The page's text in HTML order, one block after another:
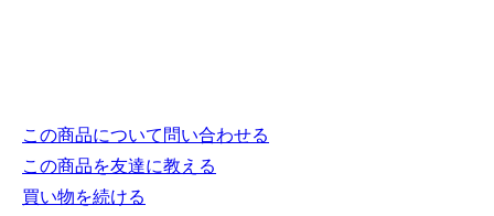
この商品について問い合わせる
この商品を友達に教える
買い物を続ける